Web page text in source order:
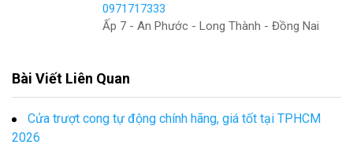
0971717333
Ấp 7 - An Phước - Long Thành - Đồng Nai
Bài Viết Liên Quan
Cửa trượt cong tự động chính hãng, giá tốt tại TPHCM
2026